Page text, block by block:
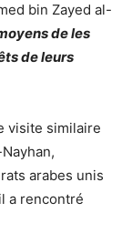
bin Zayed al-
de les
de leurs
visite similaire
arabes unis
a rencontré